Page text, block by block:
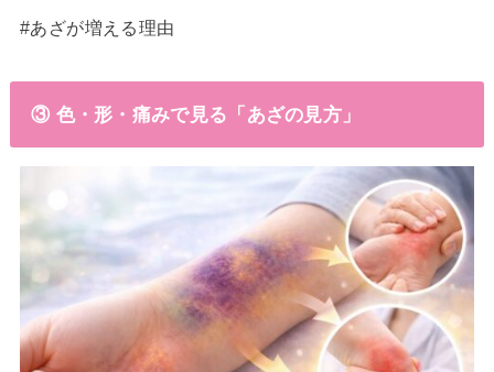
#あざが増える理由
③ 色・形・痛みで見る「あざの見方」